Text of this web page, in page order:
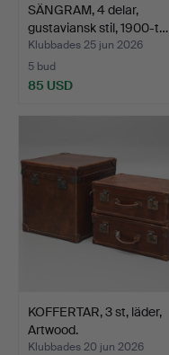
SÄNGRAM, 4 delar,
gustaviansk stil, 1900-t…
Klubbades 25 jun 2026
5 bud
85 USD
KOFFERTAR, 3 st, läder,
Artwood.
Klubbades 20 jun 2026